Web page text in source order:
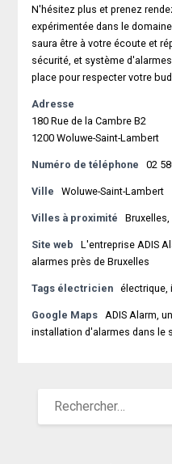
N'hésitez plus et prenez
expérimentée dans le
saura être à votre écoute et
sécurité, et système
place pour respecter votre
Adresse
180 Rue de la Cambre B2
1200 Woluwe-Saint-Lambert
Numéro de téléphone 02
Ville Woluwe-Saint-Lambert
Villes à proximité Bruxelles,
Site web
L'entreprise ADIS
alarmes près de Bruxelles
Tags électricien électrique,
Google Maps
ADIS Alarm,
installation d'alarmes dans le